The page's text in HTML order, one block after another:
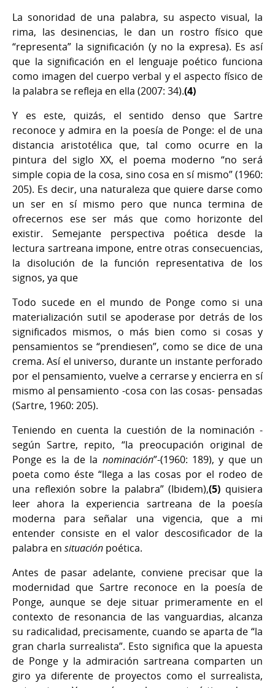
La sonoridad de una palabra, su aspecto visual, la
rima, las desinencias, le dan un rostro físico que
“representa” la significación (y no la expresa). Es así
que la significación en el lenguaje poético funciona
como imagen del cuerpo verbal y el aspecto físico de
la palabra se refleja en ella (2007: 34).(4)
Y es este, quizás, el sentido denso que Sartre
reconoce y admira en la poesía de Ponge: el de una
distancia aristotélica que, tal como ocurre en la
pintura del siglo XX, el poema moderno “no será
simple copia de la cosa, sino cosa en sí mismo” (1960:
205). Es decir, una naturaleza que quiere darse como
un ser en sí mismo pero que nunca termina de
ofrecernos ese ser más que como horizonte del
existir. Semejante perspectiva poética desde la
lectura sartreana impone, entre otras consecuencias,
la disolución de la función representativa de los
signos, ya que
Todo sucede en el mundo de Ponge como si una
materialización sutil se apoderase por detrás de los
significados mismos, o más bien como si cosas y
pensamientos se “prendiesen”, como se dice de una
crema. Así el universo, durante un instante perforado
por el pensamiento, vuelve a cerrarse y encierra en sí
mismo al pensamiento -cosa con las cosas- pensadas
(Sartre, 1960: 205).
Teniendo en cuenta la cuestión de la nominación -
según Sartre, repito, “la preocupación original de
Ponge es la de la nominación”-(1960: 189), y que un
poeta como éste “llega a las cosas por el rodeo de
una reflexión sobre la palabra” (Ibidem),(5) quisiera
leer ahora la experiencia sartreana de la poesía
moderna para señalar una vigencia, que a mi
entender consiste en el valor descosificador de la
palabra en situación poética.
Antes de pasar adelante, conviene precisar que la
modernidad que Sartre reconoce en la poesía de
Ponge, aunque se deje situar primeramente en el
contexto de resonancia de las vanguardias, alcanza
su radicalidad, precisamente, cuando se aparta de “la
gran charla surrealista”. Esto significa que la apuesta
de Ponge y la admiración sartreana comparten un
giro ya diferente de proyectos como el surrealista,